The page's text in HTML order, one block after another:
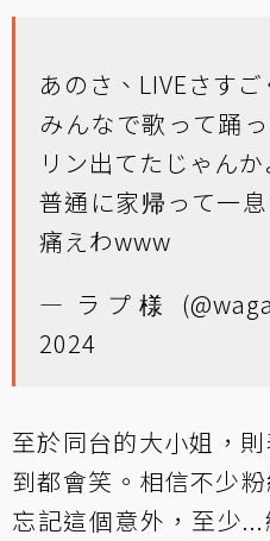
あのさ、LIVEさす
みんなで歌って踊
リン出てたじゃんか
普通に家帰って一
痛えわwww
— ラプ様
2024
至於同台的大小姐，
到都會笑。相信不少
忘記這個意外，至少